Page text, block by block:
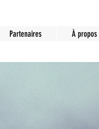
Partenaires À propos